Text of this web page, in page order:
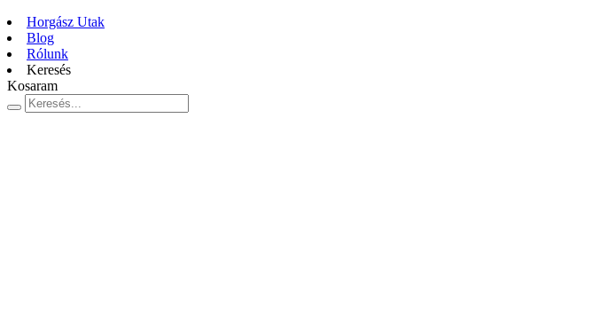
Horgász Utak
Blog
Rólunk
Keresés
Kosaram